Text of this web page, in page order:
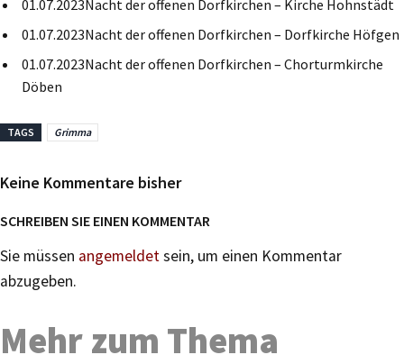
01.07.2023Nacht der offenen Dorfkirchen – Kirche Hohnstädt
01.07.2023Nacht der offenen Dorfkirchen – Dorfkirche Höfgen
01.07.2023Nacht der offenen Dorfkirchen – Chorturmkirche
Döben
TAGS Grimma
Keine Kommentare bisher
SCHREIBEN SIE EINEN KOMMENTAR
Sie müssen angemeldetsein, um einen Kommentar
abzugeben.
Mehr zum Thema